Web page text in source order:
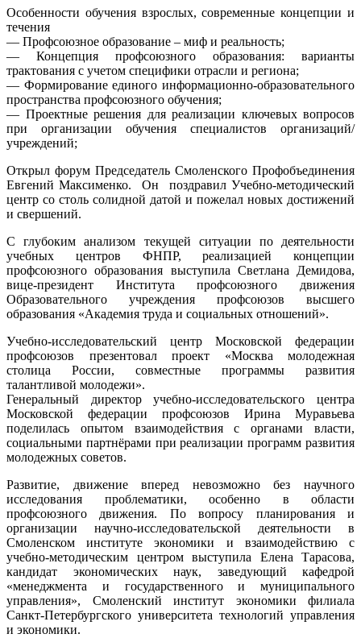
Особенности обучения взрослых, современные концепции и
течения
— Профсоюзное образование – миф и реальность;
— Концепция профсоюзного образования: варианты
трактования с учетом специфики отрасли и региона;
— Формирование единого информационно-образовательного
пространства профсоюзного обучения;
— Проектные решения для реализации ключевых вопросов
при организации обучения специалистов организаций/
учреждений;
Открыл форум Председатель Смоленского Профобъединения
Евгений Максименко. Он поздравил Учебно-методический
центр со столь солидной датой и пожелал новых достижений
и свершений.
С глубоким анализом текущей ситуации по деятельности
учебных центров ФНПР, реализацией концепции
профсоюзного образования выступила Светлана Демидова,
вице-президент Института профсоюзного движения
Образовательного учреждения профсоюзов высшего
образования «Академия труда и социальных отношений».
Учебно-исследовательский центр Московской федерации
профсоюзов презентовал проект «Москва молодежная
столица России, совместные программы развития
талантливой молодежи».
Генеральный директор учебно-исследовательского центра
Московской федерации профсоюзов Ирина Муравьева
поделилась опытом взаимодействия с органами власти,
социальными партнёрами при реализации программ развития
молодежных советов.
Развитие, движение вперед невозможно без научного
исследования проблематики, особенно в области
профсоюзного движения. По вопросу планирования и
организации научно-исследовательской деятельности в
Смоленском институте экономики и взаимодействию с
учебно-методическим центром выступила Елена Тарасова,
кандидат экономических наук, заведующий кафедрой
«менеджмента и государственного и муниципального
управления», Смоленский институт экономики филиала
Санкт-Петербургского университета технологий управления
и экономики.